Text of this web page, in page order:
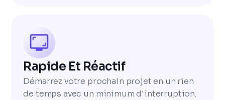
Rapide Et Réactif
Démarrez votre prochain projet en un rien
de temps avec un minimum d'interruption.